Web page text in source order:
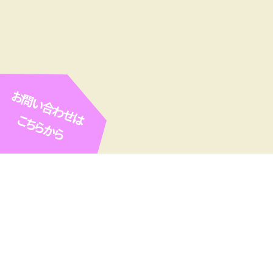
お問い合わせは
こちらから